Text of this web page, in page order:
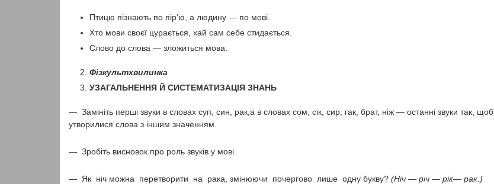
Птицю пізнають по пір’ю, а людину — по мові.
Хто мови своєї цурається, хай сам себе стидається.
Слово до слова — зложиться мова.
Фізкультхвилинка
УЗАГАЛЬНЕННЯ Й СИСТЕМАТИЗАЦІЯ ЗНАНЬ
— Замініть перші звуки в словах суп, син, рак,а в словах сом, сік, сир, гак, брат, ніж — останні звуки так, щоб
утворилися слова з іншим значенням.
— Зробіть висновок про роль звуків у мові.
— Як ніч можна перетворити на рака, змінюючи почергово лише одну букву? (Ніч — річ — рік— рак.)